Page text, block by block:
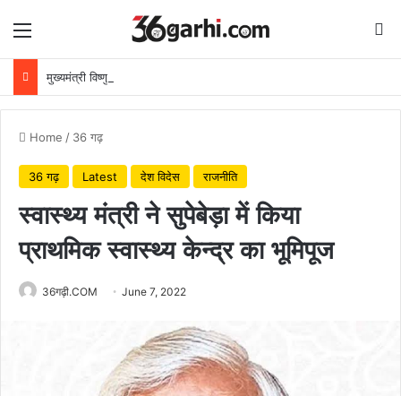
Menu
Home / 36 गढ़
36 गढ़ Latest देश विदेस राजनीति
स्वास्थ्य मंत्री ने सुपेबेड़ा में किया
प्राथमिक स्वास्थ्य केन्द्र का भूमिपूज
36गढ़ी.COM June 7, 2022